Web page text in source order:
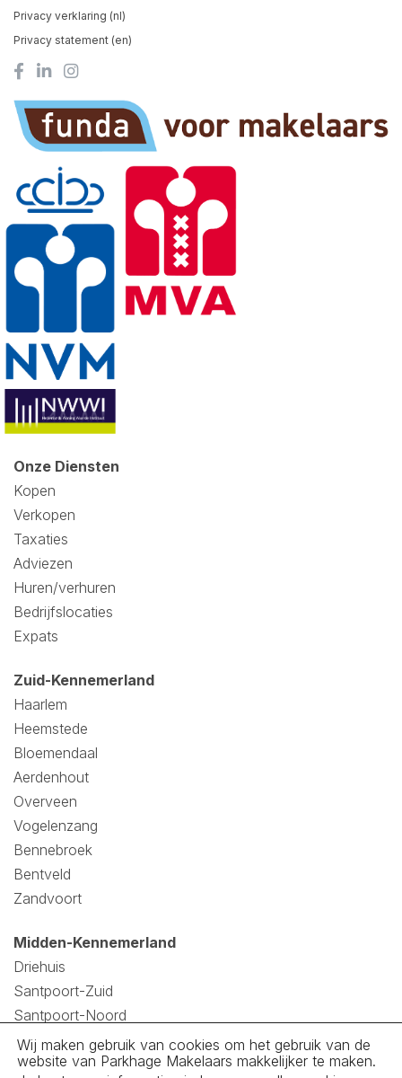
Privacy verklaring (nl)
Privacy statement (en)
Onze Diensten
Kopen
Verkopen
Taxaties
Adviezen
Huren/verhuren
Bedrijfslocaties
Expats
Zuid-Kennemerland
Haarlem
Heemstede
Bloemendaal
Aerdenhout
Overveen
Vogelenzang
Bennebroek
Bentveld
Zandvoort
Midden-Kennemerland
Driehuis
Santpoort-Zuid
Santpoort-Noord
Velsen
Velserbroek
Wij maken gebruik van cookies om het gebruik van de
website van Parkhage Makelaars makkelijker te maken.